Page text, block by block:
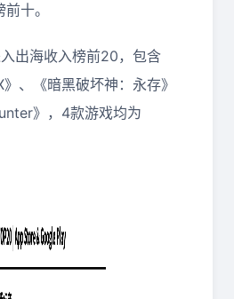
十。
出海收入榜前20，包含
、《暗黑破坏神：永存》
》，4款游戏均为